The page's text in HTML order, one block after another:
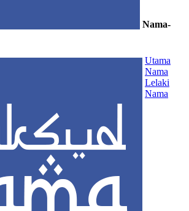
Nama-
Utama
Nama
Lelaki
Nama